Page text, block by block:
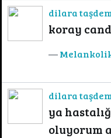
dilara
koray
dilara
ya
oluyorum